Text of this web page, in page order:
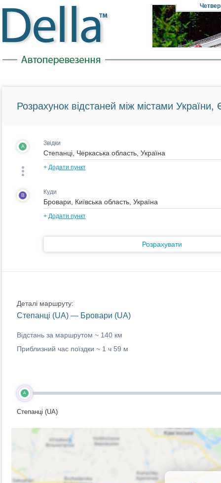
Четвер
Розрахунок відстаней між містами України,
A Звідки
+ Додати пункт
B Куди
+ Додати пункт
Розрахувати
Деталі маршруту:
Степанці (UA) — Бровари (UA)
Відстань за маршрутом ~ 140 км
Приблизний час поїздки ~ 1 ч 59 м
A
Степанці (UA)